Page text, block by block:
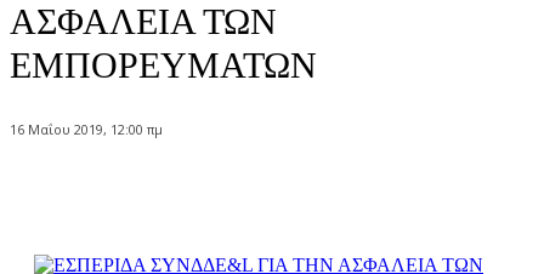
ΑΣΦΑΛΕΙΑ ΤΩΝ
ΕΜΠΟΡΕΥΜΑΤΩΝ
16 Μαΐου 2019, 12:00 πμ